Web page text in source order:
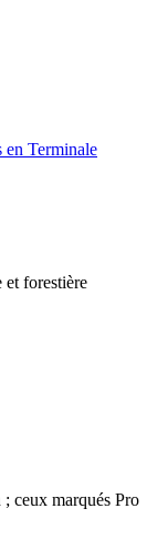
en Terminale
forestière
ceux marqués Pro